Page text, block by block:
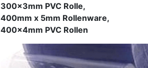
300x3mm PVC Rolle,
400mm x 5mm Rollenware,
400x4mm PVC Rollen